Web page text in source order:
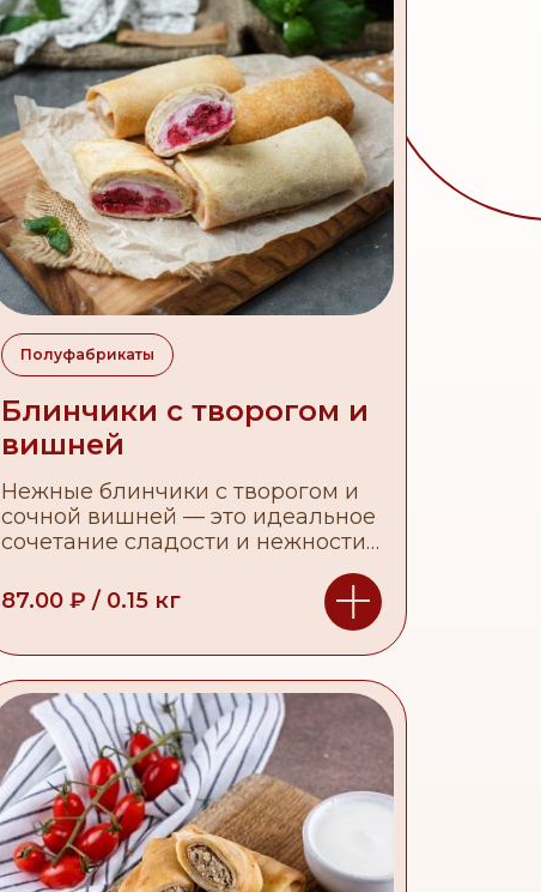
Полуфабрикаты
Блинчики с творогом и
вишней
Нежные блинчики с творогом и
сочной вишней — это идеальное
сочетание сладости и нежности,
которое подарит вам настоящее
удовольствие.
87.00 ₽ / 0.15 кг